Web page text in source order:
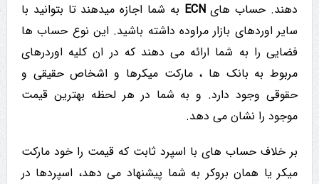
دهند. حساب هایECN به شما اجازه میدهند تا بتوانید با
سایر اوردهای بازار مراوده داشته باشید. این نوع حساب ها
فضایی را به شما ارائه می دهند که در ان کلیه اوردرهای
مربوط به بانک ها ، مارکت میکرها و اشخاص حقیقی و
حقوقی وجود دارد. و به شما در هر لحظه بهترین قیمت
موجود را نشان می دهد.
بر خلاف حساب های با اسپرد ثابت که قیمت را خود مارکت
میکر یا همان بروکر به شما پیشنهاد می دهد، اسپردها در